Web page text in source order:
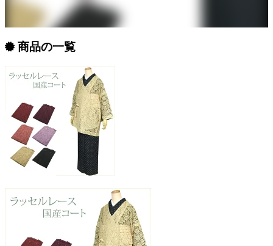
商品の一覧